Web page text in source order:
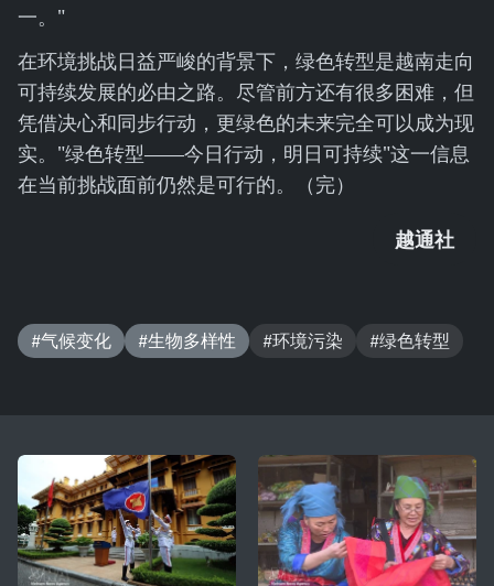
一。"
在环境挑战日益严峻的背景下，绿色转型是越南走向
可持续发展的必由之路。尽管前方还有很多困难，但
凭借决心和同步行动，更绿色的未来完全可以成为现
实。"绿色转型——今日行动，明日可持续"这一信息
在当前挑战面前仍然是可行的。（完）
越通社
#气候变化 #生物多样性 #环境污染 #绿色转型